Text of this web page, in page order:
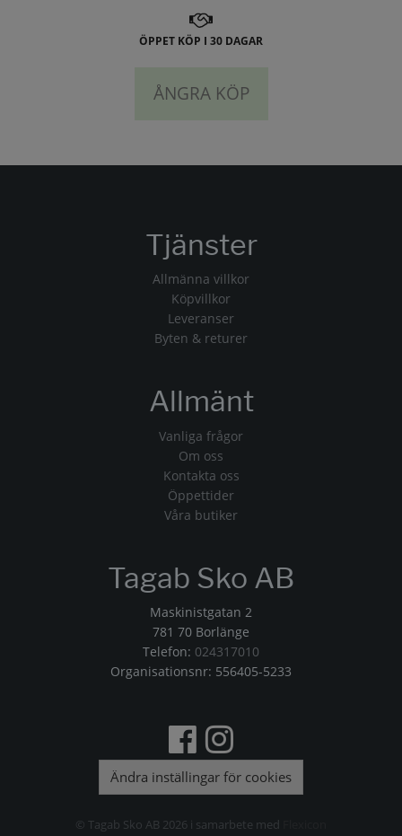
ÖPPET KÖP I 30 DAGAR
ÅNGRA KÖP
Tjänster
Allmänna villkor
Köpvillkor
Leveranser
Byten & returer
Allmänt
Vanliga frågor
Om oss
Kontakta oss
Öppettider
Våra butiker
Tagab Sko AB
Maskinistgatan 2
781 70 Borlänge
Telefon: 024317010
Organisationsnr: 556405-5233
Ändra inställingar för cookies
© Tagab Sko AB 2026 i samarbete med